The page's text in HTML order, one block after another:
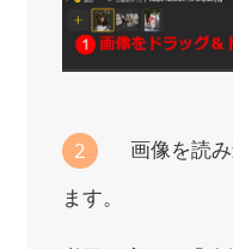
2
画像を読
ます。